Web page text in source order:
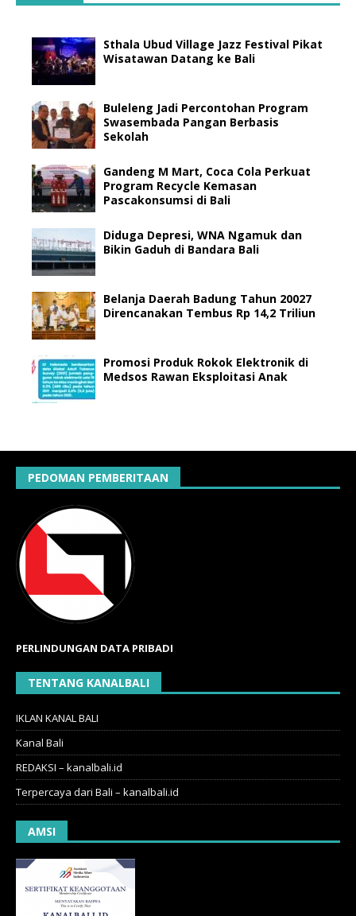
Sthala Ubud Village Jazz Festival Pikat
Wisatawan Datang ke Bali
Buleleng Jadi Percontohan Program
Swasembada Pangan Berbasis
Sekolah
Gandeng M Mart, Coca Cola Perkuat
Program Recycle Kemasan
Pascakonsumsi di Bali
Diduga Depresi, WNA Ngamuk dan
Bikin Gaduh di Bandara Bali
Belanja Daerah Badung Tahun 20027
Direncanakan Tembus Rp 14,2 Triliun
Promosi Produk Rokok Elektronik di
Medsos Rawan Eksploitasi Anak
PEDOMAN PEMBERITAAN
PERLINDUNGAN DATA PRIBADI
TENTANG KANALBALI
IKLAN KANAL BALI
Kanal Bali
REDAKSI – kanalbali.id
Terpercaya dari Bali – kanalbali.id
AMSI